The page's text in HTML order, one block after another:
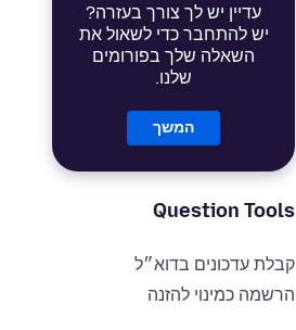
עדיין יש לך צורך בעזרה?
יש להתחבר כדי לשאול את
השאלה שלך בפורומים
שלנו.
המשך
Question Tools
קבלת עדכונים בדוא״ל
הרשמה כמינוי להזנה